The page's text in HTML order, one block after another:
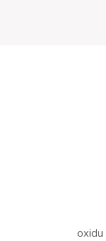
oxidu